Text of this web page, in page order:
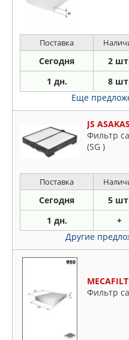
Поставка
Сегодня 2
1 дн. 8
Еще
JS
Фильтр
(SG )
Поставка
Сегодня 5
1 дн. +
Другие
Фильтр